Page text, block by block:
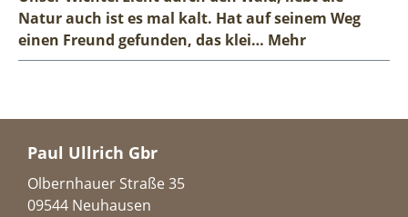
Natur auch ist es mal kalt. Hat auf seinem Weg
einen Freund gefunden, das klei… Mehr
Paul Ullrich Gbr
Olbernhauer Straße 35
09544 Neuhausen